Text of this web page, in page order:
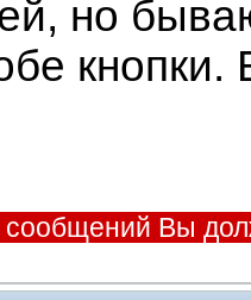
но
Вы